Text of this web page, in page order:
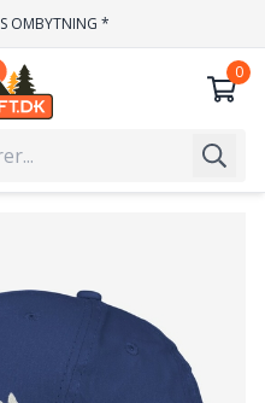
OMBYTNING *